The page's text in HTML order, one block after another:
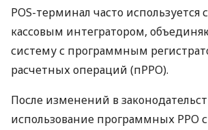
POS-терминал часто используется
кассовым интегратором,
систему с программным
расчетных операций (пРРО).
После изменений в
использование программных РРО